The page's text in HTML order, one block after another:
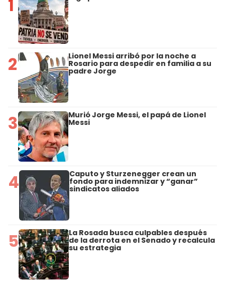
1
2 Lionel Messi arribó por la noche a
Rosario para despedir en familia a su
padre Jorge
3 Murió Jorge Messi, el papá de Lionel
Messi
4 Caputo y Sturzenegger crean un
fondo para indemnizar y “ganar”
sindicatos aliados
5 La Rosada busca culpables después
de la derrota en el Senado y recalcula
su estrategia